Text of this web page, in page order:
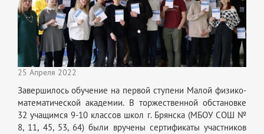
25 Апреля 2022
Завершилось обучение на первой ступени Малой физико-
математической академии. В торжественной обстановке
32 учащимся 9-10 классов школ г. Брянска (МБОУ СОШ №
8, 11, 45, 53, 64) были вручены сертификаты участников